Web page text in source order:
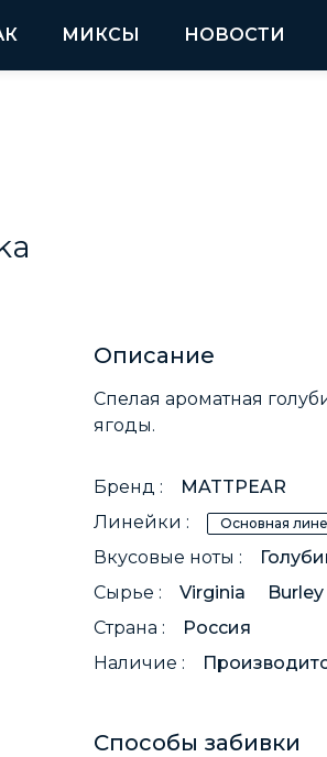
МИКСЫ НОВОСТИ
Описание
Спелая ароматная
ягоды.
Бренд :
MATTPEAR
Линейки :
Основная
Вкусовые ноты :
Сырье :
Virginia Burley
Страна :
Россия
Наличие :
Способы забивки